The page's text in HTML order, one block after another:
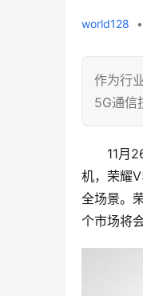
world128 •
作为行
5G通信
11月
机，荣耀
全场景。
个市场将